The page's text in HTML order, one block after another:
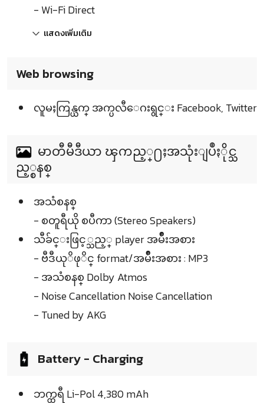
- Wi-Fi Direct
แสดงเพิ่มเติม
Web browsing
လူမႈကြန္ယက္ အက္ပလီေဂးရွင္း Facebook, Twitter
မာတီမီဒီယာ ၾကည့္႐ႈအသုံးျပဳႏိုင္သ
ည့္စနစ္
အသံစနစ္
- စတူရီယို စပီကာ (Stereo Speakers)
သီခ်င္းဖြင့္သည့္ player အမ်ဳိးအစား
- ဗီဒီယုိဖုိင္ format/အမ်ဳိးအစား : MP3
- အသံစနစ္ Dolby Atmos
- Noise Cancellation Noise Cancellation
- Tuned by AKG
Battery - Charging
ဘက္ထရီ Li-Pol 4,380 mAh